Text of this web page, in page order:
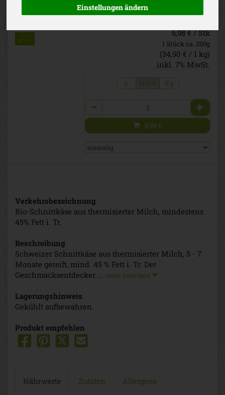
Einstellungen ändern
wei
34,90 € * / kg
6,98 € / Stk
1 Stück ca. 200g
(34,90 € / 1 kg)
inkl. 7% MwSt.
g Stück Kg
Anzahl
6,98 €
Verkehrsbezeichnung
Bio-Schnittkäse aus thermisierter Milch, mindestens
45% Fett i. Tr.
Beschreibung
Schweizer Schnittkäse aus thermisierter Milch, 5 - 7
Monate gereift, mind. 45 % Fett i. Tr. Der
Geschmacksentdecker.... mehr anzeigen
Lagerungshinweis
Gekühlt aufbewahren.
Produkt empfehlen
Nährwerte Zutaten Allergene